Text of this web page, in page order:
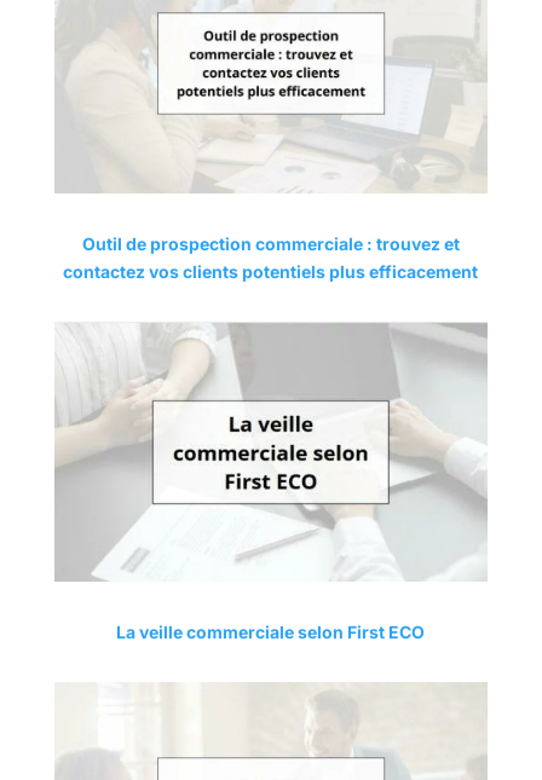
Outil de prospection commerciale : trouvez et
contactez vos clients potentiels plus efficacement
La veille commerciale selon First ECO